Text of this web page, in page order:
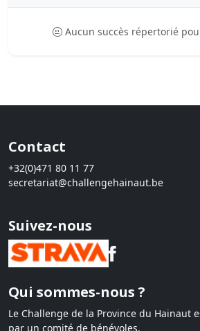
Aucun succès répertorié
Contact
+32(0)471 80 11 77
secretariat@challengehainaut.be
Suivez-nous
Qui sommes-nous ?
Le Challenge de la Province du Hainaut
par un comité de bénévoles.